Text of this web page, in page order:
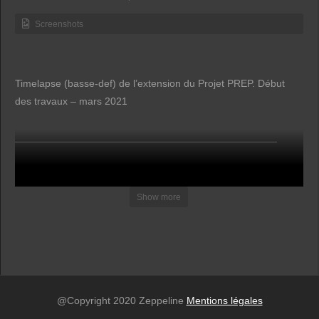
Screenshots
Timelapse (basse-def) de l’extension du Projet PREP. Début
des travaux – mars 2021
caméra : Dernier passage le 29/09/2021
Show more
@Copyright 2020 Zeppeline Mentions légales